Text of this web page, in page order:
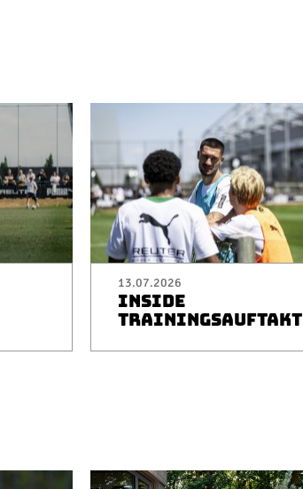
13.07.2026
INSIDE
TRAININGSAUFTAKT